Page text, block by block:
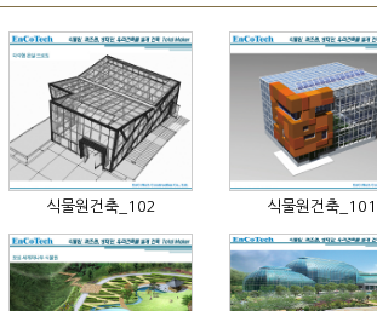
식물원건축_102 식물원건축_101